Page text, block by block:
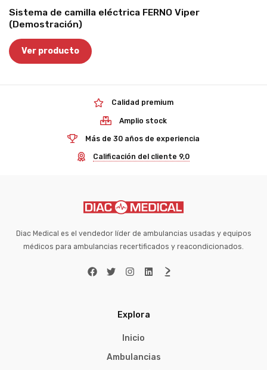
Sistema de camilla eléctrica FERNO Viper
(Demostración)
Ver producto
Calidad premium
Amplio stock
Más de 30 años de experiencia
Calificación del cliente 9,0
Diac Medical es el vendedor líder de ambulancias usadas y equipos
médicos para ambulancias recertificados y reacondicionados.
Explora
Inicio
Ambulancias